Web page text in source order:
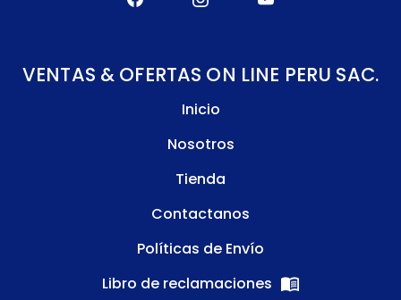
VENTAS & OFERTAS ON LINE PERU SAC.
Inicio
Nosotros
Tienda
Contactanos
Políticas de Envío
Libro de reclamaciones